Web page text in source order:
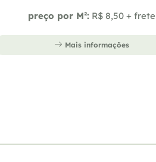
preço por M²: R$ 8,50 + frete
Mais informações